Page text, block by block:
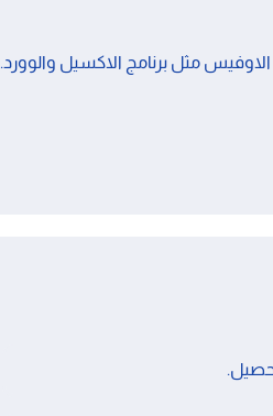
مثل برنامج الاكسيل والوورد.